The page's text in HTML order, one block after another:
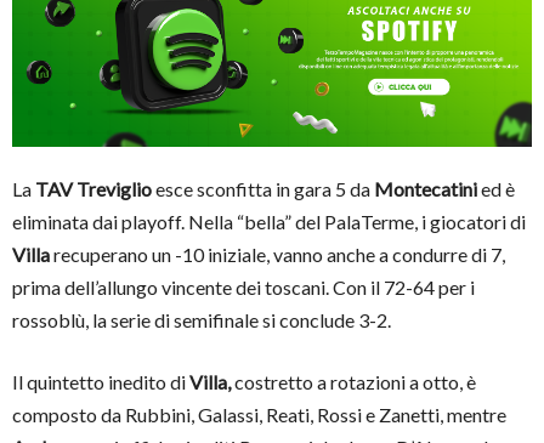
La TAV Treviglioesce sconfitta in gara 5 da Montecatinied è
eliminata dai playoff. Nella “bella” del PalaTerme, i giocatori di
Villarecuperano un -10 iniziale, vanno anche a condurre di 7,
prima dell’allungo vincente dei toscani. Con il 72-64 per i
rossoblù, la serie di semifinale si conclude 3-2.
Il quintetto inedito diVilla,costretto a rotazioni a otto, è
composto da Rubbini, Galassi, Reati, Rossi e Zanetti, mentre